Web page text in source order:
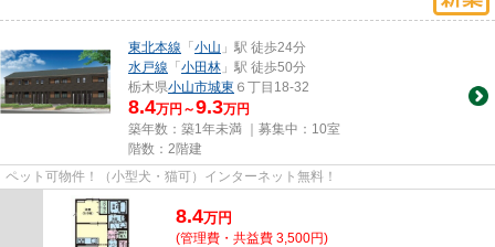
東北本線 「小山 」駅 徒歩24分
水戸線 「小田林 」駅 徒歩50分
栃木県小山市城東 ６丁目18-32
8.4万円～9.3万円
築年数：築1年未満 ｜募集中： 10室
階数：2階建
ペット可物件！（小型犬・猫可）インターネット無料！
8.4万円
(管理費・共益費 3,500円)